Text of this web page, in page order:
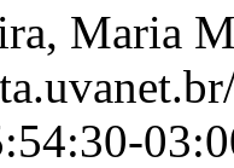
Maria